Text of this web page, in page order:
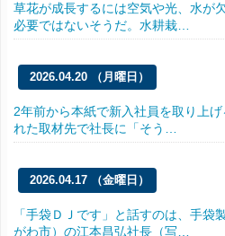
草花が成長するには空気や光、水が
必要ではないそうだ。水耕栽…
2026.04.20 （月曜日）
2年前から本紙で新入社員を取り上
れた取材先で社長に「そう…
2026.04.17 （金曜日）
「手袋ＤＪです」と話すのは、手袋
がわ市）の江本昌弘社長（写…